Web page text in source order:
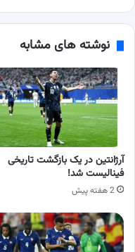
نوشته های مشابه
آرژانتین در یک بازگشت تاریخی
فینالیست شد!
2 هفته پیش